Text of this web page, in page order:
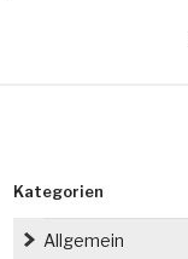
Kategorien
Allgemein